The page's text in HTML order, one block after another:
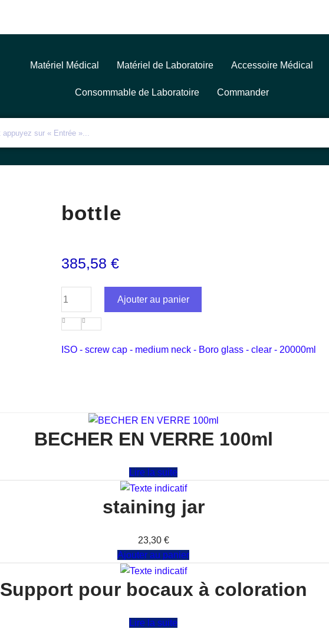
Matériel Médical Matériel de Laboratoire Accessoire Médical
Consommable de Laboratoire Commander
bottle
385,58€
Ajouter au panier
ISO - screw cap - medium neck - Boro glass - clear - 20000ml
BECHER EN VERRE 100ml
Lire la suite
staining jar
23,30 €
Ajouter au panier
Support pour bocaux à coloration
Lire la suite